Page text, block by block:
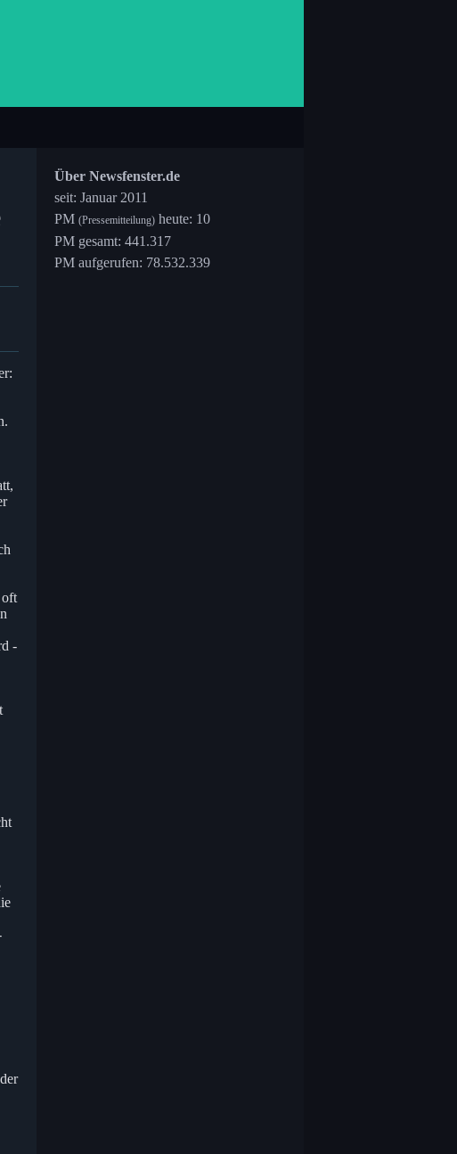
oft
-
Über Newsfenster.de
seit: Januar 2011
PM (Pressemitteilung) heute: 10
PM gesamt: 441.317
PM aufgerufen: 78.532.339